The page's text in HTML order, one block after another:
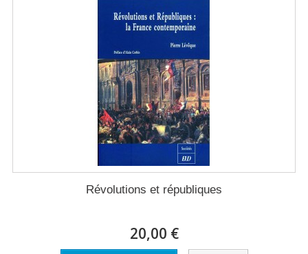
Révolutions et républiques
20,00 €